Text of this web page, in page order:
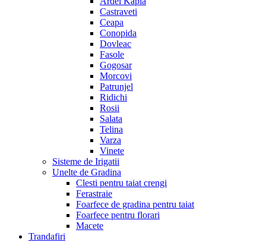
Castraveti
Ceapa
Conopida
Dovleac
Fasole
Gogosar
Morcovi
Patrunjel
Ridichi
Rosii
Salata
Telina
Varza
Vinete
Sisteme de Irigatii
Unelte de Gradina
Clesti pentru taiat crengi
Ferastraie
Foarfece de gradina pentru taiat
Foarfece pentru florari
Macete
Trandafiri